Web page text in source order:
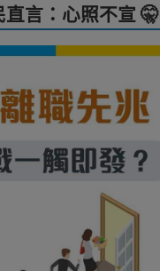
言：心照不宣 🤫